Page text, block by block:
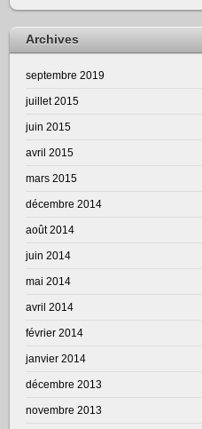
Archives
septembre 2019
juillet 2015
juin 2015
avril 2015
mars 2015
décembre 2014
août 2014
juin 2014
mai 2014
avril 2014
février 2014
janvier 2014
décembre 2013
novembre 2013